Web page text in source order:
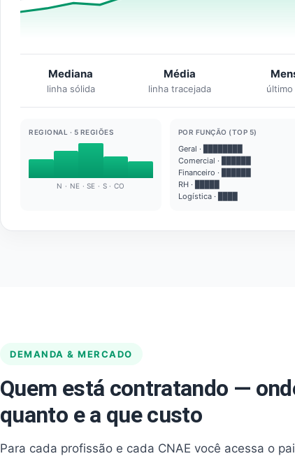
Mediana
linha sólida
Média
linha tracejada último
REGIONAL · 5 REGIÕES
N · NE · SE · S · CO
POR FUNÇÃO (TOP 5)
Geral · ████████
Comercial · ██████
Financeiro · ██████
RH · █████
Logística · ████
DEMANDA & MERCADO
Quem está contratando —
quanto e a que custo
Para cada profissão e cada CNAE você acessa o